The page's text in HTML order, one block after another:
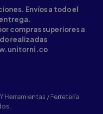
Envíos a todo el
compras superiores a
realizadas
Herramientas / Ferretería